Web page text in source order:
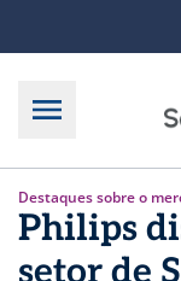
Destaques sobre o
Philips